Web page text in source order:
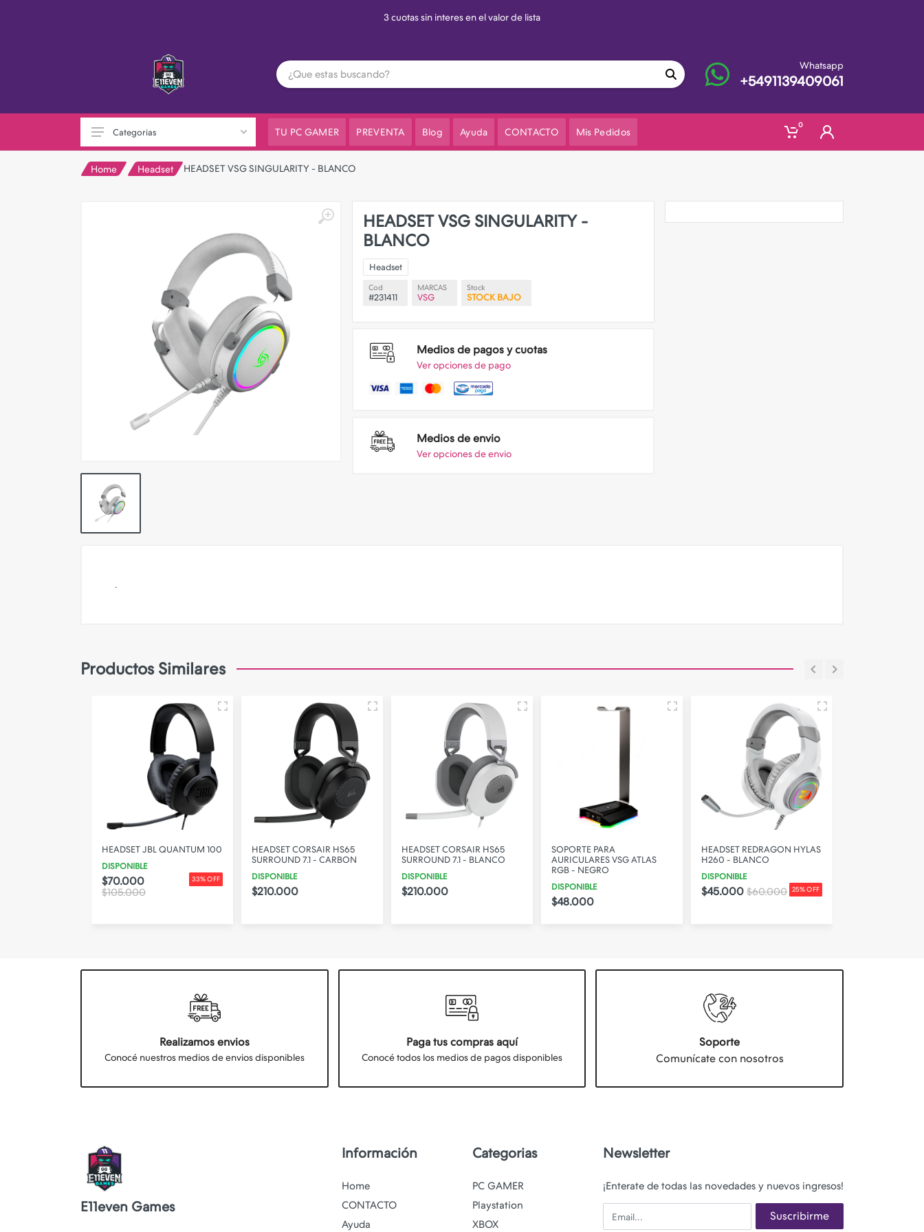
3 cuotas sin interes en el valor de lista
Whatsapp
+5491139409061
Gafas Gamer
Notebooks
Perifericos PC
2X1 DIGITALES PS4/PS5
Iluminacion
PERSONALIZA TU FUNDA!
Categorias TU PC GAMER PREVENTA Blog Ayuda CONTACTO Mis Pedidos
0
Home Headset HEADSET VSG SINGULARITY - BLANCO
HEADSET VSG SINGULARITY -
BLANCO
Headset
Cod
#231411
MARCAS
VSG
Stock
STOCK BAJO
Medios de pagos y cuotas
Ver opciones de pago
Medios de envio
Ver opciones de envio
.
Productos Similares
HEADSET JBL QUANTUM 100
DISPONIBLE
33% OFF
$70.000
$105.000
HEADSET CORSAIR HS65
SURROUND 7.1 - CARBON
DISPONIBLE
$210.000
HEADSET CORSAIR HS65
SURROUND 7.1 - BLANCO
DISPONIBLE
$210.000
SOPORTE PARA
AURICULARES VSG ATLAS
RGB - NEGRO
DISPONIBLE
$48.000
HEADSET REDRAGON HYLAS
H260 - BLANCO
DISPONIBLE
25% OFF
$45.000 $60.000
Realizamos envios
Conocé nuestros medios de envios disponibles
Paga tus compras aquí
Conocé todos los medios de pagos disponibles
Soporte
Comunícate con nosotros
E11even Games
Información
Home
CONTACTO
Ayuda
Categorias
PC GAMER
Playstation
XBOX
Newsletter
¡Enterate de todas las novedades y nuevos ingresos!
Email Suscribirme